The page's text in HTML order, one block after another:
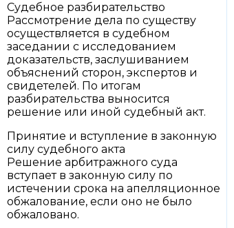
Судебное разбирательство
Рассмотрение дела по существу
осуществляется в судебном
заседании с исследованием
доказательств, заслушиванием
объяснений сторон, экспертов и
свидетелей. По итогам
разбирательства выносится
решение или иной судебный акт.
Принятие и вступление в законную
силу судебного акта
Решение арбитражного суда
вступает в законную силу по
истечении срока на апелляционное
обжалование, если оно не было
обжаловано.